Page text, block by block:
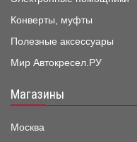
Конверты, муфты
Полезные аксессуары
Мир Автокресел.РУ
Магазины
Москва